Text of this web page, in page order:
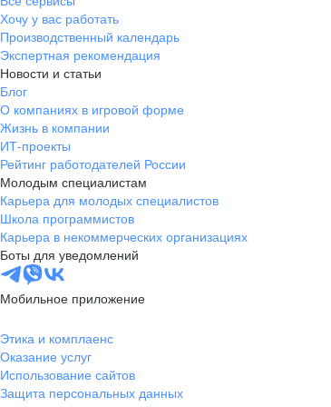
Хочу у вас работать
Производственный календарь
Экспертная рекомендация
Новости и статьи
Блог
О компаниях в игровой форме
Жизнь в компании
ИТ-проекты
Рейтинг работодателей России
Молодым специалистам
Карьера для молодых специалистов
Школа программистов
Карьера в некоммерческих организациях
Боты для уведомлений
Мобильное приложение
Этика и комплаенс
Оказание услуг
Использование сайтов
Защита персональных данных